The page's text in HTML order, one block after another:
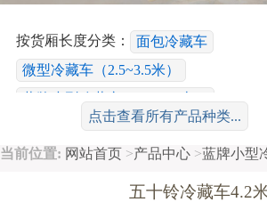
按货厢长度分类：
面包冷藏车
微型冷藏车（2.5~3.5米）
蓝牌小型冷藏车（3.6~4.2米）
黄牌小型冷藏车（4.3~5.2米）
大型冷藏车（6.1~8米）
重型冷藏车
东风冷藏车
福田冷
点击查看所有产品种类...
当前位置: 网站首页 >产品中心 >蓝牌小型
五十铃冷藏车4.2